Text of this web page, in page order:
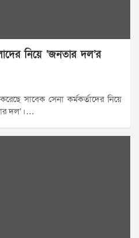
নিয়ে ‘জনতার দল’র
সাবেক সেনা কর্মকর্তাদের নিয়ে
দল’।…